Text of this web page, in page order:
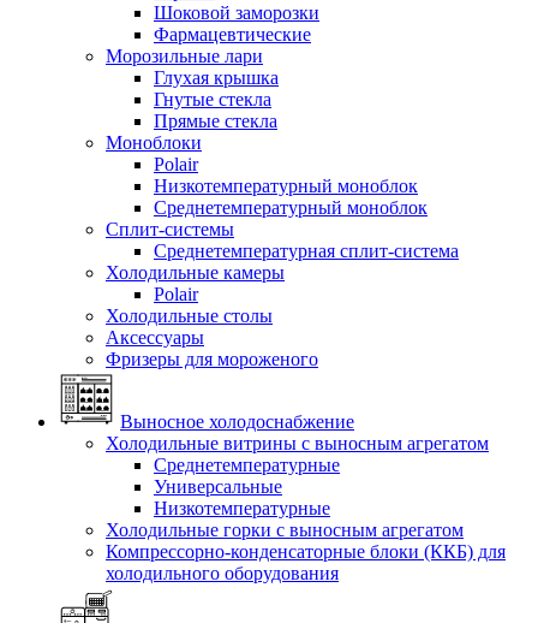
Шоковой заморозки
Фармацевтические
Морозильные лари
Глухая крышка
Гнутые стекла
Прямые стекла
Моноблоки
Polair
Низкотемпературный моноблок
Среднетемпературный моноблок
Сплит-системы
Среднетемпературная сплит-система
Холодильные камеры
Polair
Холодильные столы
Аксессуары
Фризеры для мороженого
Выносное холодоснабжение
Холодильные витрины с выносным агрегатом
Среднетемпературные
Универсальные
Низкотемпературные
Холодильные горки с выносным агрегатом
Компрессорно-конденсаторные блоки (ККБ) для
холодильного оборудования